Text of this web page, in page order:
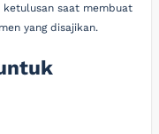
ketulusan saat membuat
yang disajikan.